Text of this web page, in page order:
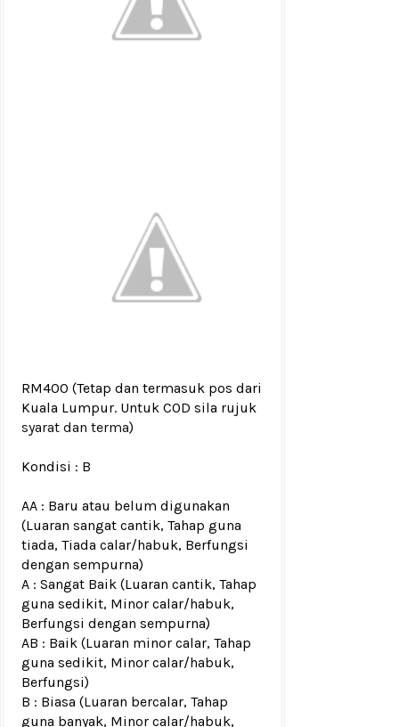
RM400 (Tetap dan termasuk pos dari
Kuala Lumpur. Untuk COD sila rujuk
syarat dan terma)
Kondisi : B
AA : Baru atau belum digunakan
(Luaran sangat cantik, Tahap guna
tiada, Tiada calar/habuk, Berfungsi
dengan sempurna)
A : Sangat Baik (Luaran cantik, Tahap
guna sedikit, Minor calar/habuk,
Berfungsi dengan sempurna)
AB : Baik (Luaran minor calar, Tahap
guna sedikit, Minor calar/habuk,
Berfungsi)
B : Biasa (Luaran bercalar, Tahap
guna banyak, Minor calar/habuk,